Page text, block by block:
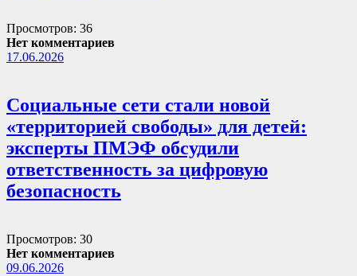
Просмотров: 36
Нет комментариев
17.06.2026
Социальные сети стали новой
«территорией свободы» для детей:
эксперты ПМЭФ обсудили
ответственность за цифровую
безопасность
Просмотров: 30
Нет комментариев
09.06.2026